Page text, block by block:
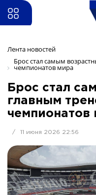
Лента новостей
Брос стал самым
чемпионатов мира
Брос стал
главным
чемпионатов
/ 11 июня 2026 22:56